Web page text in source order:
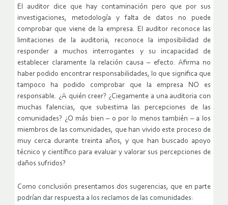
El auditor dice que hay contaminación pero que por sus
investigaciones, metodología y falta de datos no puede
comprobar que viene de la empresa. El auditor reconoce las
limitaciones de la auditoria, reconoce la imposibilidad de
responder a muchos interrogantes y su incapacidad de
establecer claramente la relación causa – efecto. Afirma no
haber podido encontrar responsabilidades, lo que significa que
tampoco ha podido comprobar que la empresa NO es
responsable. ¿A quién creer? ¿Ciegamente a una auditoria con
muchas falencias, que subestima las percepciones de las
comunidades? ¿O más bien – o por lo menos también – a los
miembros de las comunidades, que han vivido este proceso de
muy cerca durante treinta años, y que han buscado apoyo
técnico y científico para evaluar y valorar sus percepciones de
daños sufridos?
Como conclusión presentamos dos sugerencias, que en parte
podrían dar respuesta a los reclamos de las comunidades: